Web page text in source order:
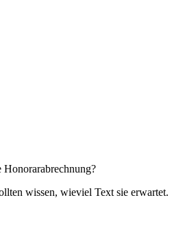
wissen, wieviel Text sie erwartet.